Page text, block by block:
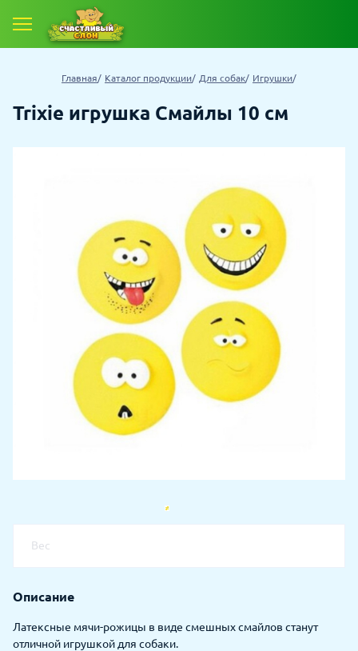
Главная Каталог продукции Для собак Игрушки
Trixie игрушка Смайлы 10 см
Вес
Описание
Латексные мячи-рожицы в виде смешных смайлов станут
отличной игрушкой для собаки.